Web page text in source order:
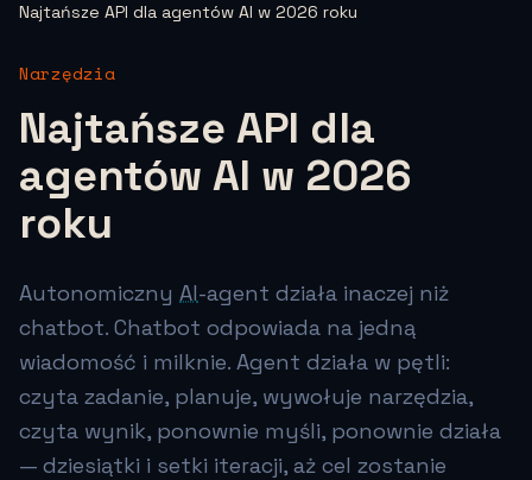
Najtańsze API dla agentów AI w 2026 roku
Narzędzia
Najtańsze API dla
agentów AI w 2026
roku
Autonomiczny AI-agent działa inaczej niż
chatbot. Chatbot odpowiada na jedną
wiadomość i milknie. Agent działa w pętli:
czyta zadanie, planuje, wywołuje narzędzia,
czyta wynik, ponownie myśli, ponownie działa
— dziesiątki i setki iteracji, aż cel zostanie